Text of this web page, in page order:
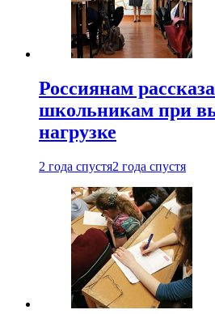
Россиянам
школьникам при
нагрузке
2 года спустя2 года спустя